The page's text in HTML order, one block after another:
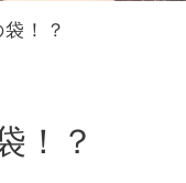
！？
！？